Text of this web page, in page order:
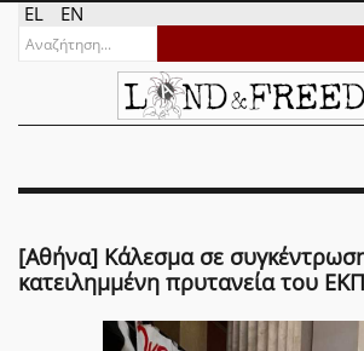
EL EN
[Αθήνα] Κάλεσμα σε
κατειλημμένη πρυτανεία του